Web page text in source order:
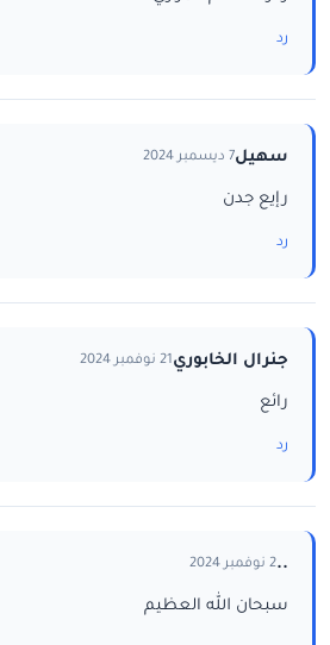
رد
سهيل7 ديسمبر 2024
رإيع جدن
رد
جنرال الخابوري21 نوفمبر 2024
رائع
رد
..2 نوفمبر 2024
سبحان الله العظيم